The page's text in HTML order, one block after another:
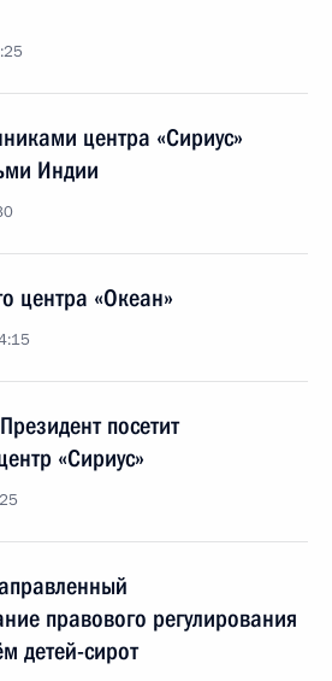
центра «Сириус»
Индии
центра «Океан»
посетит
«Сириус»
правового регулирования
детей-сирот